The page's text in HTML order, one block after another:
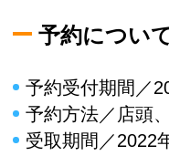
予約につい
予約受付期間／
予約方法／店頭
受取期間／2022